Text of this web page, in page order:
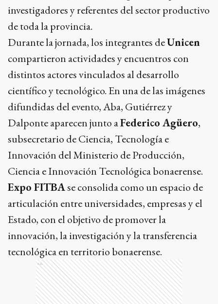
investigadores y referentes del sector productivo
de toda la provincia.
Durante la jornada, los integrantes deUnicen
compartieron actividades y encuentros con
distintos actores vinculados al desarrollo
científico y tecnológico. En una de las imágenes
difundidas del evento, Aba, Gutiérrez y
Dalponte aparecen junto aFederico Agüero,
subsecretario de Ciencia, Tecnología e
Innovación del Ministerio de Producción,
Ciencia e Innovación Tecnológica bonaerense.
Expo FITBAse consolida como un espacio de
articulación entre universidades, empresas y el
Estado, con el objetivo de promover la
innovación, la investigación y la transferencia
tecnológica en territorio bonaerense.
Ads